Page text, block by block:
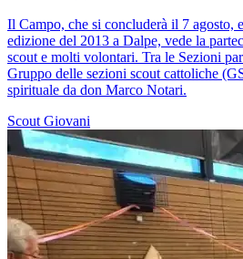
Il Campo, che si concluderà il 7 agosto,
edizione del 2013 a Dalpe, vede la
scout e molti volontari. Tra le Sezioni
Gruppo delle sezioni scout cattoliche
spirituale da don Marco Notari.
Scout Giovani